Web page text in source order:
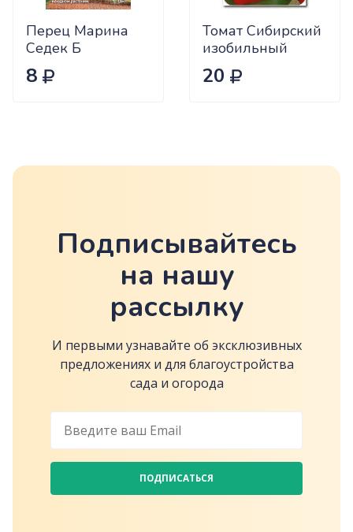
Перец Марина
Седек Б
8
Томат Сибирский
изобильный
Сиб.сад Ц
20
Подписывайтесь
на нашу
рассылку
И первыми узнавайте об эксклюзивных
предложениях и для благоустройства
сада и огорода
ПОДПИСАТЬСЯ